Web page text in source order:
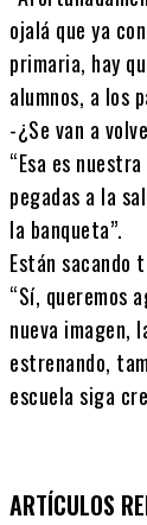
ojalá que ya
primaria, hay
alumnos, a los
-¿Se van a
“Esa es
pegadas a la
la banqueta”.
Están sacando
“Sí, queremos
nueva imagen,
estrenando,
escuela siga
ARTÍCULOS